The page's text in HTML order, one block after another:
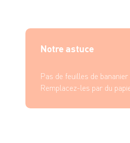
feuille de bananier de
papillote. Faites tenir le
nécessaire. Disposez-
minutes. Servez sans
Notre astuce
Pas de feuilles de
Remplacez-les par du